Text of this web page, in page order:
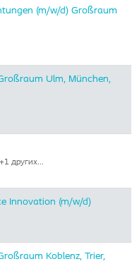
(m/w/d) Großraum
Ulm, München,
+1 других…
Innovation (m/w/d)
Koblenz, Trier,